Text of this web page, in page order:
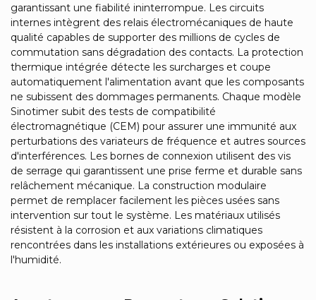
garantissant une fiabilité ininterrompue. Les circuits
internes intègrent des relais électromécaniques de haute
qualité capables de supporter des millions de cycles de
commutation sans dégradation des contacts. La protection
thermique intégrée détecte les surcharges et coupe
automatiquement l'alimentation avant que les composants
ne subissent des dommages permanents. Chaque modèle
Sinotimer subit des tests de compatibilité
électromagnétique (CEM) pour assurer une immunité aux
perturbations des variateurs de fréquence et autres sources
d'interférences. Les bornes de connexion utilisent des vis
de serrage qui garantissent une prise ferme et durable sans
relâchement mécanique. La construction modulaire
permet de remplacer facilement les pièces usées sans
intervention sur tout le système. Les matériaux utilisés
résistent à la corrosion et aux variations climatiques
rencontrées dans les installations extérieures ou exposées à
l'humidité.